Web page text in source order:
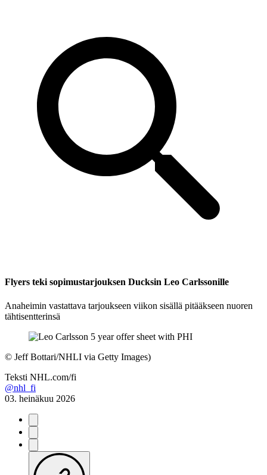
Flyers teki sopimustarjouksen Ducksin Leo Carlssonille
Anaheimin vastattava tarjoukseen viikon sisällä pitääkseen nuoren
tähtisentterinsä
© Jeff Bottari/NHLI via Getty Images)
Teksti NHL.com/fi
@nhl_fi
03. heinäkuu 2026